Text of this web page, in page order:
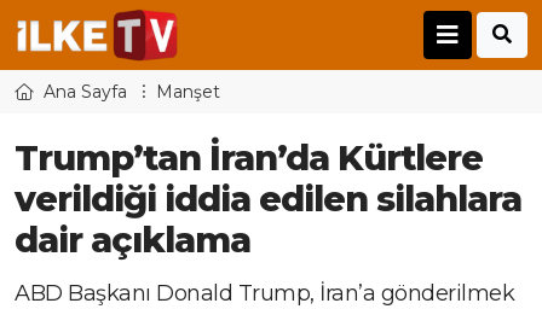
Ana Sayfa Manşet
Trump’tan İran’da Kürtlere
verildiği iddia edilen silahlara
dair açıklama
ABD Başkanı Donald Trump, İran’a gönderilmek